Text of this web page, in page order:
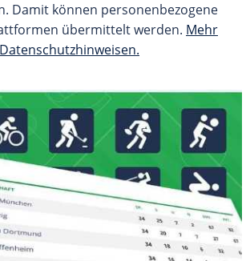
Damit können personenbezogene
übermittelt werden. Mehr